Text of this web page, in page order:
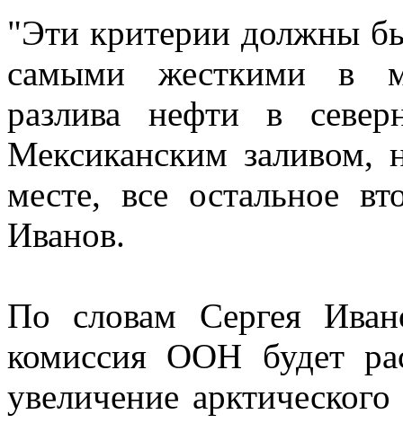
"Эти критерии должны
самыми жесткими в
разлива нефти в
Мексиканским заливом,
месте, все остальное
Иванов.
По словам Сергея
комиссия ООН будет
увеличение